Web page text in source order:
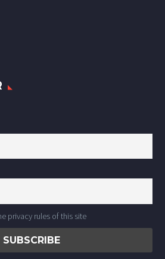
privacy rules of this site